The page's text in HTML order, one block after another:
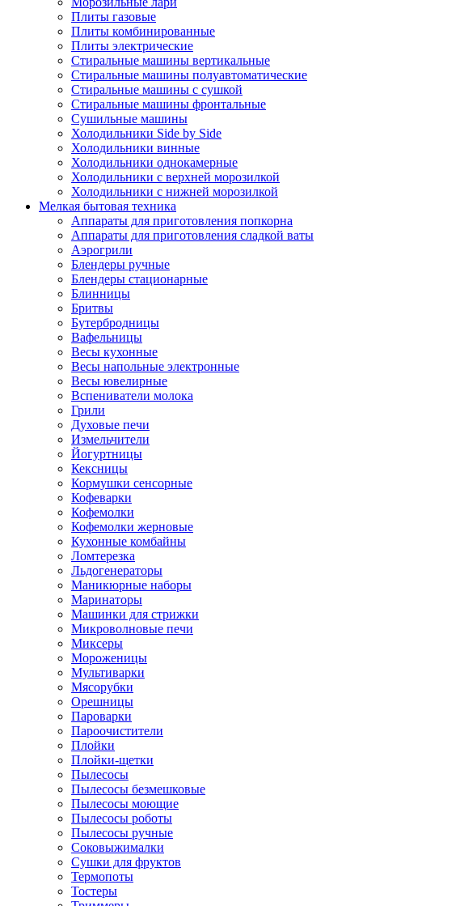
Плиты газовые
Плиты комбинированные
Плиты электрические
Стиральные машины вертикальные
Стиральные машины полуавтоматические
Стиральные машины с сушкой
Стиральные машины фронтальные
Сушильные машины
Холодильники Side by Side
Холодильники винные
Холодильники однокамерные
Холодильники с верхней морозилкой
Холодильники с нижней морозилкой
Мелкая бытовая техника
Аппараты для приготовления попкорна
Аппараты для приготовления сладкой ваты
Аэрогрили
Блендеры ручные
Блендеры стационарные
Блинницы
Бритвы
Бутербродницы
Вафельницы
Весы кухонные
Весы напольные электронные
Весы ювелирные
Вспениватели молока
Грили
Духовые печи
Измельчители
Йогуртницы
Кексницы
Кормушки сенсорные
Кофеварки
Кофемолки
Кофемолки жерновые
Кухонные комбайны
Ломтерезка
Льдогенераторы
Маникюрные наборы
Маринаторы
Машинки для стрижки
Микроволновые печи
Миксеры
Мороженицы
Мультиварки
Мясорубки
Орешницы
Пароварки
Пароочистители
Плойки
Плойки-щетки
Пылесосы
Пылесосы безмешковые
Пылесосы моющие
Пылесосы роботы
Пылесосы ручные
Соковыжималки
Сушки для фруктов
Термопоты
Тостеры